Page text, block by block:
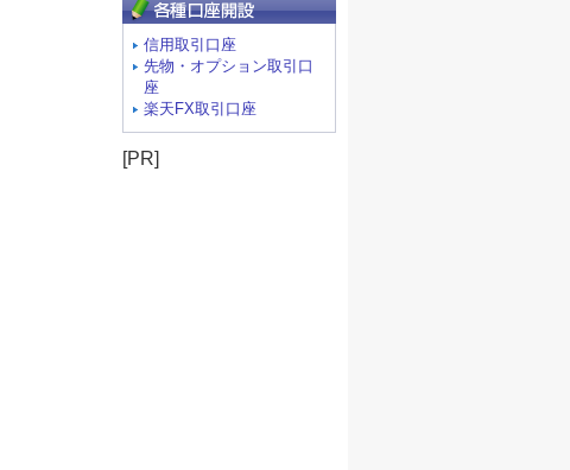
信用取引口座
先物・オプション取引口
座
楽天FX取引口座
[PR]